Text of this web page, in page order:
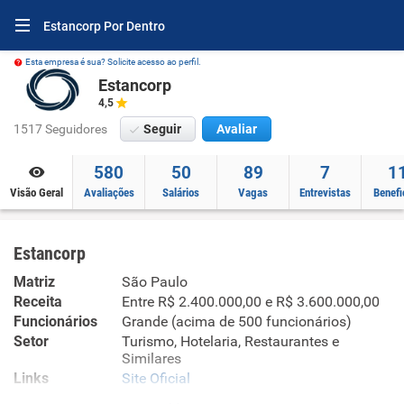
Estancorp Por Dentro
Esta empresa é sua? Solicite acesso ao perfil.
Estancorp
4,5
1517 Seguidores Seguir Avaliar
Visão Geral
580
Avaliações
50
Salários
89
Vagas
7
Entrevistas
Estancorp
Matriz
São Paulo
Receita
Entre R$ 2.400.000,00 e R$ 3.600.000,00
Funcionários
Grande (acima de 500 funcionários)
Setor
Turismo, Hotelaria, Restaurantes e
Similares
Links
Site Oficial